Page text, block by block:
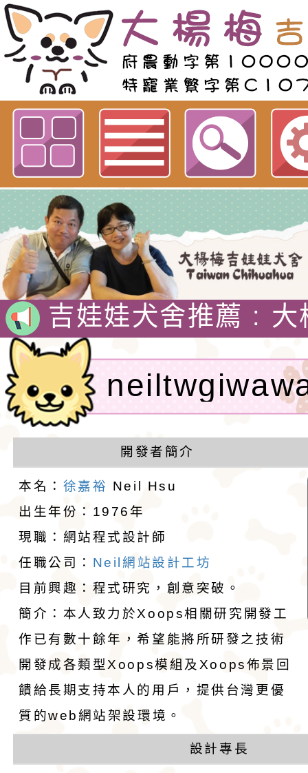
歡迎參觀：neiltwgiwawa佈景設計
Neil hsu網站
吉娃娃專賣店 : 大楊
犬舍 。
吉娃娃犬舍推薦 : 大
娃犬舍
4月30日出生的小朋
吉娃娃有堅韌的意
警惕，動作迅速，以
格和嬌小的體型廣受
愛。吉娃娃犬犬不
小型玩具犬，同時也
犬的狩獵與防範本能
似梗類犬的氣質。
1890年，墨西哥總
娃娃藏在花束裡，送
后阿德麗娜‧芭蒂
Patti），後者對外
娃娃成為家喻戶曉的
吉娃娃專賣店 : 大楊
犬舍 。
吉娃娃犬舍推薦 : 大
娃犬舍
4月30日出生的小朋
吉娃娃有堅韌的意志
警惕，動作迅速，以
格和嬌小的體型廣
愛。吉娃娃犬犬不僅
小型玩具犬，同時也
犬的狩獵與防範本能
似梗類犬的氣質。
1890年，墨西哥總
娃娃藏在花束裡，
后阿德麗娜‧芭蒂（
Patti），後者對外
娃娃成為家喻戶曉的
計者：徐嘉
hsu
開發者簡介
本名： 徐嘉裕 Neil Hsu
出生年份：1976年
現職：網站程式設計師
任職公司： Neil網站設計工坊
目前興趣：程式研究，創意突破。
簡介：本人致力於Xoops相關研究開發工
作已有數十餘年，希望能將所研發之技術
開發成各類型Xoops模組及Xoops佈景回
饋給長期支持本人的用戶，提供台灣更優
質的web網站架設環境。
設計專長